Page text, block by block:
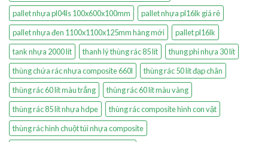
pallet nhựa pl04ls 100x600x100mm
pallet nhựa pl16lk giá rẻ
pallet nhựa đen 1100x1100x125mm hàng mới
pallet pl16lk
tank nhựa 2000 lít
thanh lý thùng rác 85 lít
thung phi nhựa 30 lít
thùng chứa rác nhựa composite 660l
thùng rác 50 lít đạp chân
thùng rác 60 lít màu trắng
thùng rác 60 lít màu vàng
thùng rác 85 lít nhựa hdpe
thùng rác composite hình con vật
thùng rác hình chuột túi nhựa composite